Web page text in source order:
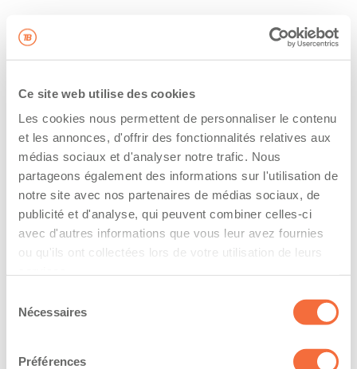
Ce site web utilise des cookies
Les cookies nous permettent de personnaliser le contenu
et les annonces, d'offrir des fonctionnalités relatives aux
médias sociaux et d'analyser notre trafic. Nous
partageons également des informations sur l'utilisation de
notre site avec nos partenaires de médias sociaux, de
publicité et d'analyse, qui peuvent combiner celles-ci
avec d'autres informations que vous leur avez fournies
ou qu'ils ont collectées lors de votre utilisation de leurs
Nécessaires
Préférences